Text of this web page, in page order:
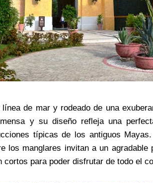
de mar y rodeado de una
y su diseño refleja una
típicas de los antiguos
los manglares invitan a un
cortos para poder disfrutar de todo el